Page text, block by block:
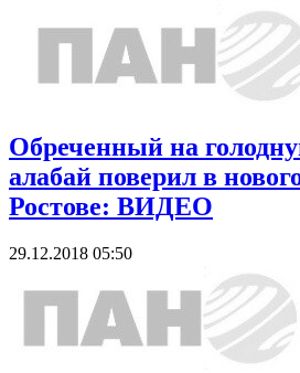
Обреченный на
алабай поверил в
Ростове: ВИДЕО
29.12.2018 05:50